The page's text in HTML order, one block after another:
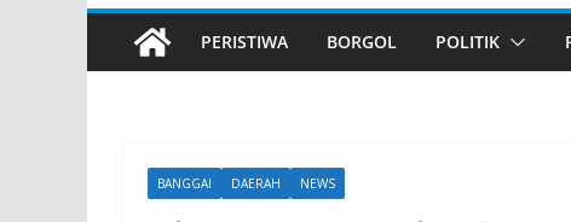
PERISTIWA BORGOL POLITIK
BANGGAI DAERAH NEWS